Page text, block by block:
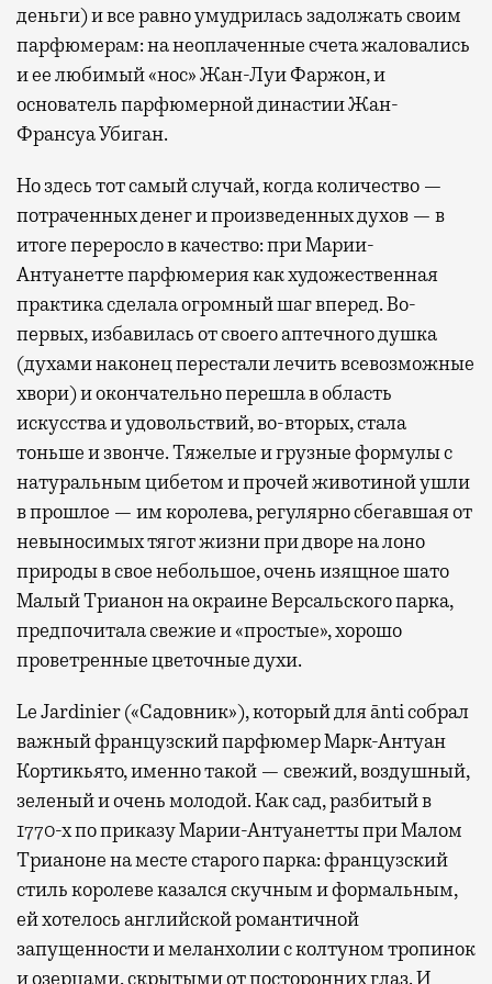
деньги) и все равно умудрилась задолжать своим
парфюмерам: на неоплаченные счета жаловались
и ее любимый «нос» Жан-Луи Фаржон, и
основатель парфюмерной династии Жан-
Франсуа Убиган.
Но здесь тот самый случай, когда количество —
потраченных денег и произведенных духов — в
итоге переросло в качество: при Марии-
Антуанетте парфюмерия как художественная
практика сделала огромный шаг вперед. Во-
первых, избавилась от своего аптечного душка
(духами наконец перестали лечить всевозможные
хвори) и окончательно перешла в область
искусства и удовольствий, во-вторых, стала
тоньше и звонче. Тяжелые и грузные формулы с
натуральным цибетом и прочей животиной ушли
в прошлое — им королева, регулярно cбегавшая от
невыносимых тягот жизни при дворе на лоно
природы в свое небольшое, очень изящное шато
Малый Трианон на окраине Версальского парка,
предпочитала свежие и «простые», хорошо
проветренные цветочные духи.
Le Jardinier («Садовник»), который для ānti собрал
важный французский парфюмер Марк-Антуан
Кортикьято, именно такой — свежий, воздушный,
зеленый и очень молодой. Как сад, разбитый в
1770-х по приказу Марии-Антуанетты при Малом
Трианоне на месте старого парка: французский
стиль королеве казался скучным и формальным,
ей хотелось английской романтичной
запущенности и меланхолии с колтуном тропинок
и озерцами, скрытыми от посторонних глаз. И